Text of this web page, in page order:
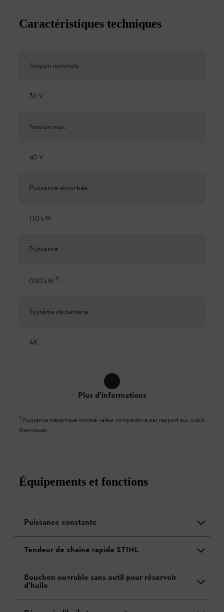
Caractéristiques techniques
Tension nominale
36 V
Tension max.
40 V
Puissance absorbée
1.10 kW
Puissance
0.90 kW1)
Système de batterie
AK
Plus d'informations
1) Puissance mécanique comme valeur comparative par rapport aux outils
thermiques
Équipements et fonctions
Puissance constante
Tendeur de chaîne rapide STIHL
Bouchon ouvrable sans outil pour réservoir
d’huile